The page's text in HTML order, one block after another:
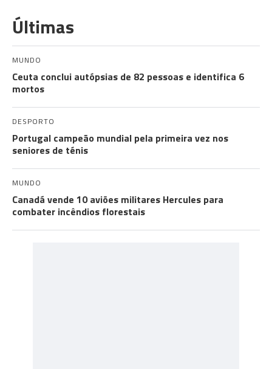
Últimas
MUNDO
Ceuta conclui autópsias de 82 pessoas e identifica 6
mortos
DESPORTO
Portugal campeão mundial pela primeira vez nos
seniores de ténis
MUNDO
Canadá vende 10 aviões militares Hercules para
combater incêndios florestais